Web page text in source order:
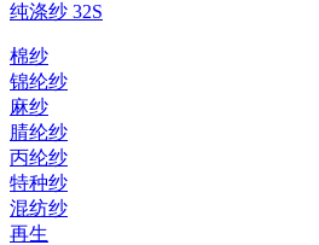
纯涤纱 32S
棉纱
锦纶纱
麻纱
腈纶纱
丙纶纱
特种纱
混纺纱
再生